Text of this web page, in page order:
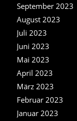
September 2023
August 2023
Juli 2023
Juni 2023
Mai 2023
April 2023
März 2023
Februar 2023
Januar 2023